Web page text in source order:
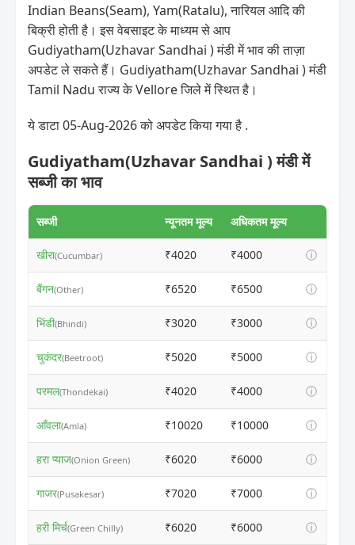
Indian Beans(Seam), Yam(Ratalu), नारियल आदि की
बिक्री होती है। इस वेबसाइट के माध्यम से आप
Gudiyatham(Uzhavar Sandhai ) मंडी में भाव की ताज़ा
अपडेट ले सकते हैं। Gudiyatham(Uzhavar Sandhai ) मंडी
Tamil Nadu राज्य के Vellore जिले में स्थित है।
ये डाटा 05-Aug-2026 को अपडेट किया गया है .
Gudiyatham(Uzhavar Sandhai ) मंडी में
सब्जी का भाव
सब्जी न्यूनतम मूल्य अधिकतम मूल्य
खीरा(Cucumbar) ₹4020 ₹4000 ⓘ
बैंगन(Other) ₹6520 ₹6500 ⓘ
भिंडी(Bhindi) ₹3020 ₹3000 ⓘ
चुकंदर(Beetroot) ₹5020 ₹5000 ⓘ
परमल(Thondekai) ₹4020 ₹4000 ⓘ
आँवला(Amla) ₹10020 ₹10000 ⓘ
हरा प्याज(Onion Green) ₹6020 ₹6000 ⓘ
गाजर(Pusakesar) ₹7020 ₹7000 ⓘ
हरी मिर्च(Green Chilly) ₹6020 ₹6000 ⓘ